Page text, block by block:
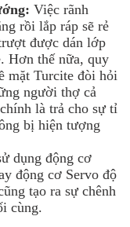
Việc rãnh
rồi lắp ráp sẽ rẻ
được dán lớp
Hơn thế nữa, quy
mặt Turcite đòi hỏi
người thợ cả
là trả cho sự tỉ
bị hiện tượng
dụng động cơ
động cơ Servo độ
tạo ra sự chênh
cùng.